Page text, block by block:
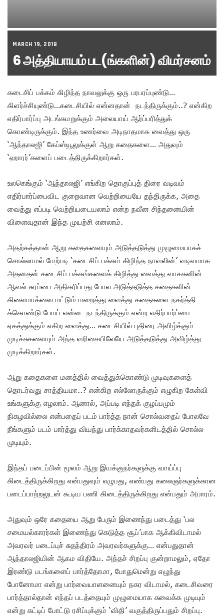
MARCH 19, 2018
6 அத்தியாயம் பட(ங்களின்) விமர்சனம்
கடைசிப் பக்கம் கிழிந்த நாவலுக்கு ஒரு பரபரப்புண்டு…
கிளர்ச்சியுண்டு…கடைசியில் என்னதான் நடந்திருக்கும்..? என்கிற
எதிர்பார்ப்பு அடங்கமறுக்கும் அலையாய் ஆர்ப்பரித்துக்
கொண்டிருக்கும். இந்த உணர்வை அடிநாதமாக வைத்து ஒரு
‘ஆந்தாலஜி’ கேப்ஸ்யூலுக்குள் ஆறு கதைகளை… அதுவும்
‘ஹாரர்’களைப் படைத்திருக்கிறார்கள்.
உலகெங்கும் ‘ஆந்தாலஜி’ எங்கிற தொகுப்புத் திரை வடிவம்
எதிர்பார்ப்பைவிட குறைவான வெற்றியையே தந்திருக்க, அதை
வைத்து எப்படி வெற்றியடையலாம் என்ற நவீன சிந்தனையின்
விளைவுதான் இந்த முயற்சி எனலாம்.
அதற்கத்தான் ஆறு கதைகளையும் அடுத்தடுத்து முழுமையாகச்
சொல்லாமல் மேற்படி ‘கடைசிப் பக்கம் கிழிந்த நாவலின்’ வடிவமாக
அதனதன் கடைசிப் பக்கங்களைக் கிழித்து வைத்து வாசகனின்
ஆவல் சுரப்பை அதிகரிப்பது போல அடுத்தடுத்த கதைகளின்
கிளைமாக்ஸை மட்டும் மறைத்து வைத்து கதைகளை நகர்த்தி
க்கொண்டு போய் என்ன நடந்திருக்கும் என்ற எதிர்பார்ப்பை
ஏகத்துக்கும் எகிற வைத்து… கடைசியில் புதிரை அவிழ்க்கும்
முடிச்சுகளையும் அந்த வரிசையிலேயே அடுத்தடுத்து அவிழ்த்து
முடிக்கிறார்கள்.
ஆறு கதைகளை மனத்தில் வைத்துக்கொண்டு முடிவுகளைத்
தொடர்வது சாத்தியமா..? என்கிற எல்லோருக்கும் எழுகிற கேள்வி
உங்களுக்கு எழலாம். ஆனால், அப்படி எந்தக் குழப்பமும்
நிகழவில்லை என்பதைப் படம் பார்த்த நான் சொல்வதைப் போலவே
நீங்களும் படம் பார்த்து வியந்து பார்க்காதவர்களிடத்தில் சொல்ல
முடியும்.
இந்தப் படைப்பின் மூலம் ஆறு இயக்குநர்களுக்கு வாய்ப்பு
கிடைத்திருக்கிறது என்பதுவும் எழுபது, எண்பது கலைஞர்களுக்கான
படைப்பாற்றலுடன் கூடிய பணி கிடைத்திருக்கிறது என்பதும் அபாரம்.
அதுவும் ஒரே கதையை ஆறு பேரும் இணைந்து படைத்து ‘பல
சமையல்காரர்கள் இணைந்து கெடுத்த சூப்’பாக ஆக்கிவிடாமல்
அவரவர் படைப்புச் சுதந்திரம் அவரவர்களுக்கு… என்பதுதான்
ஆந்தாலஜியின் ஆகம விதியே. அந்தச் சிறப்பு குன்றாமலும், ஏதோ
இரண்டு படங்களைப் பார்த்தோமா, போதுமென்று எழுந்து
போனோமா என்று பார்வையாளனையும் நகர விடாமல், கடைசிவரை
பார்த்தால்தான் எந்தப் படத்தையும் முழுமையாக சுவைக்க முடியும்
என்று கட்டிப் போட்டு ரசிப்புக்கும் ‘விதி’ வகுத்திருப்பதும் சிறப்பு.